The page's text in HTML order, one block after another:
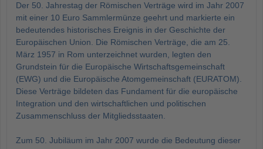
Der 50. Jahrestag der Römischen Verträge wird im Jahr 2007
mit einer 10 Euro Sammlermünze geehrt und markierte ein
bedeutendes historisches Ereignis in der Geschichte der
Europäischen Union. Die Römischen Verträge, die am 25.
März 1957 in Rom unterzeichnet wurden, legten den
Grundstein für die Europäische Wirtschaftsgemeinschaft
(EWG) und die Europäische Atomgemeinschaft (EURATOM).
Diese Verträge bildeten das Fundament für die europäische
Integration und den wirtschaftlichen und politischen
Zusammenschluss der Mitgliedsstaaten.
Zum 50. Jubiläum im Jahr 2007 wurde die Bedeutung dieser